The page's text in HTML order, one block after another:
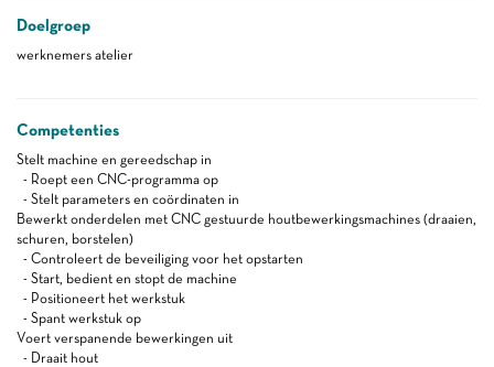
Doelgroep
werknemers atelier
Competenties
Stelt machine en gereedschap in
- Roept een CNC-programma op
- Stelt parameters en coördinaten in
Bewerkt onderdelen met CNC gestuurde houtbewerkingsmachines (draaien,
schuren, borstelen)
- Controleert de beveiliging voor het opstarten
- Start, bedient en stopt de machine
- Positioneert het werkstuk
- Spant werkstuk op
Voert verspanende bewerkingen uit
- Draait hout